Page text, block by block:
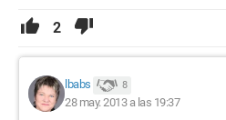
2
lbabs 8
28 may. 2013 a las 19:37